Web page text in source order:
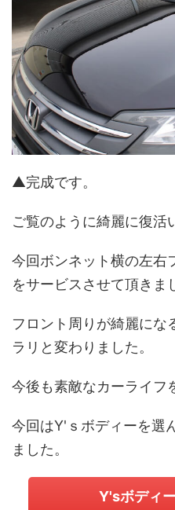
▲完成です。
ご覧のように綺麗に復活
今回ボンネット横の左右
をサービスさせて頂きま
フロント周りが綺麗にな
ラリと変わりました。
今後も素敵なカーライフ
今回はY'ｓボディーを選
ました。
Y'sボディ